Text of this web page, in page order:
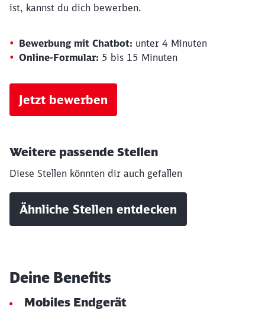
ist, kannst du dich bewerben.
Bewerbung mit Chatbot: unter 4 Minuten
Online-Formular: 5 bis 15 Minuten
Jetzt bewerben
Weitere passende Stellen
Diese Stellen könnten dir auch gefallen
Ähnliche Stellen entdecken
Deine Benefits
Mobiles Endgerät